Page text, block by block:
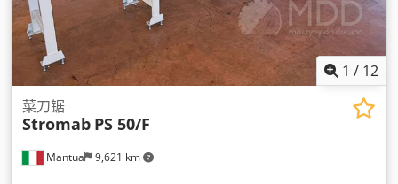
1 / 12
Mantua 9,621 km
菜刀锯
Stromab PS 50/F